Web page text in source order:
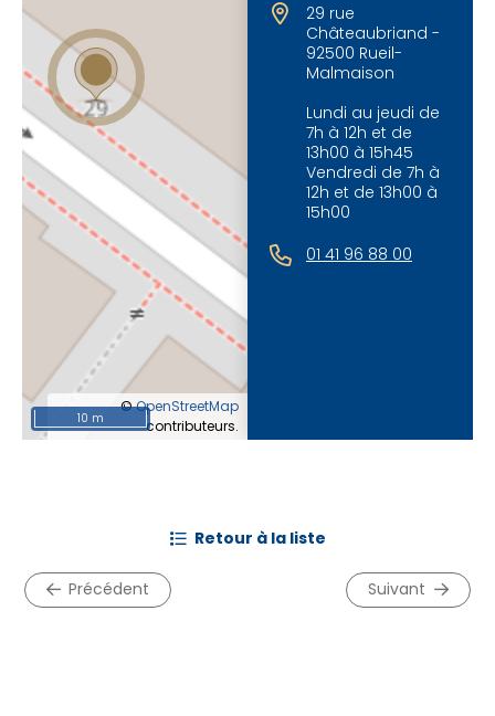
©OpenStreetMap
contributeurs.
10 m
29 rue
Châteaubriand -
92500 Rueil-
Malmaison
Lundi au jeudi de
7h à 12h et de
13h00 à 15h45
Vendredi de 7h à
12h et de 13h00 à
15h00
01 41 96 88 00
précédent
retour à la liste
suivant